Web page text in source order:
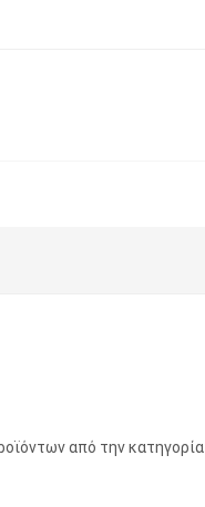
από την κατηγορία